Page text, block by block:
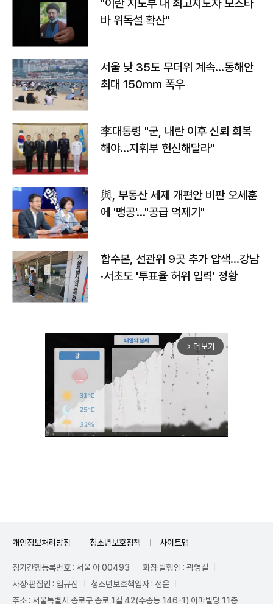
"이란 지도부 내 최고지도자 모즈타
바 위독설 확산"
서울 낮 35도 무더위 계속…동해안
최대 150㎜ 폭우
李대통령 "군, 내란 이후 신뢰 회복
해야…지휘부 헌신해달라"
與, 부동산 세제 개편안 비판 오세훈
에 '맹공'…"공급 억제기"
합수본, 선관위 9곳 추가 압색…강남
·서초도 '투표율 허위 입력' 정황
arrow_forward_ios 더보기
개인정보처리방침 청소년보호정책 사이트맵
정기간행등록번호 : 서울 아 00493
회장·발행인 : 곽영길
사장·편집인 : 임규진
청소년보호책임자 : 전운
주소 : 서울특별시 종로구 종로 1길 42(수송동 146-1) 이마빌딩 11층